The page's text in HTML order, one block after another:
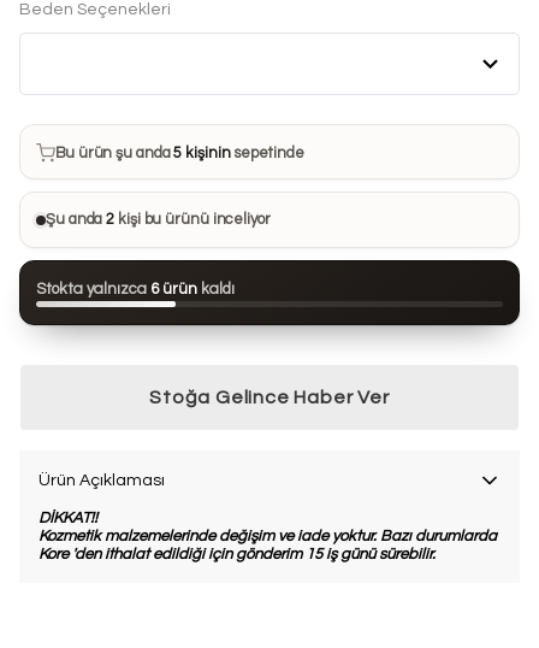
Beden Seçenekleri
Bu ürün son 7 günde8 kezsatın alındı
Bu ürün şu anda5 kişininsepetinde
Bu ürünü 11 kişi favorilerine ekledi
Bu ürün son 24 saatte57 kezgörüntülendi
Şu anda2 kişi bu ürünü inceliyor
Stokta yalnızca 6 ürün kaldı
Stoğa Gelince Haber Ver
Ürün Açıklaması
DİKKAT!!
Kozmetik malzemelerinde değişim ve iade yoktur. Bazı durumlarda
Kore 'den ithalat edildiği için gönderim 15 iş günü sürebilir.